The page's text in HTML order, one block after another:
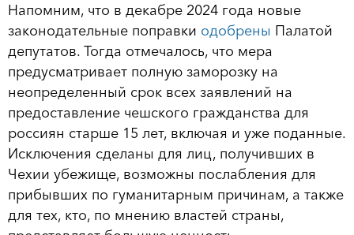
Напомним, что в декабре 2024 года новые
законодательные поправки одобрены Палатой
депутатов. Тогда отмечалось, что мера
предусматривает полную заморозку на
неопределенный срок всех заявлений на
предоставление чешского гражданства для
россиян старше 15 лет, включая и уже поданные.
Исключения сделаны для лиц, получивших в
Чехии убежище, возможны послабления для
прибывших по гуманитарным причинам, а также
для тех, кто, по мнению властей страны,